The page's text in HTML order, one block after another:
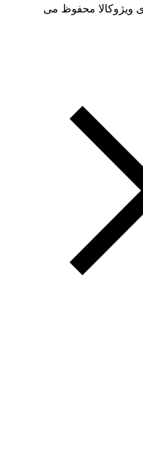
ویژوکالا محفوظ می